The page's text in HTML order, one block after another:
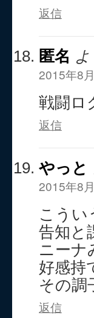
返信
匿名
2015年8
戦闘ロ
返信
やっと
2015年8
こうい
告知と
ニーナ
好感持
その調
返信